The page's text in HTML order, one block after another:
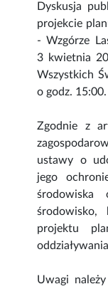
Dyskusja
projekcie
- Wzgórze
3 kwietnia
Wszystkich
o godz. 15:00.
Zgodnie z
ustawy o
jego
środowiska
środowisko,
projektu
Uwagi